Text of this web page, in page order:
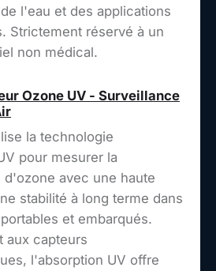
l'eau et des applications
Strictement réservé à un
non médical.
Ozone UV - Surveillance
la technologie
pour mesurer la
d'ozone avec une haute
stabilité à long terme dans
et embarqués.
aux capteurs
l'absorption UV offre